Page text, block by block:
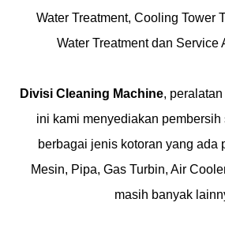
Water Treatment, Cooling Tower
Water Treatment dan Service
Divisi Cleaning Machine,
ini kami menyediakan pembersih
berbagai jenis kotoran yang ada
Mesin, Pipa, Gas Turbin, Air
masih banyak